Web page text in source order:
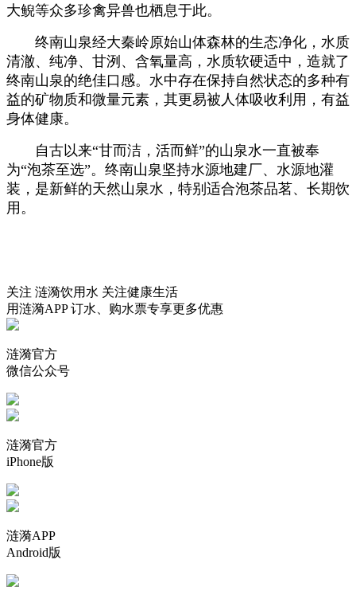
大鲵等众多珍禽异兽也栖息于此。
终南山泉经大秦岭原始山体森林的生态净化，水质
清澈、纯净、甘洌、含氧量高，水质软硬适中，造就了
终南山泉的绝佳口感。水中存在保持自然状态的多种有
益的矿物质和微量元素，其更易被人体吸收利用，有益
身体健康。
自古以来“甘而洁，活而鲜”的山泉水一直被奉
为“泡茶至选”。终南山泉坚持水源地建厂、水源地灌
装，是新鲜的天然山泉水，特别适合泡茶品茗、长期饮
用。
关注 涟漪饮用水 关注健康生活
用涟漪APP 订水、购水票专享更多优惠
涟漪官方
微信公众号
涟漪官方
iPhone版
涟漪APP
Android版